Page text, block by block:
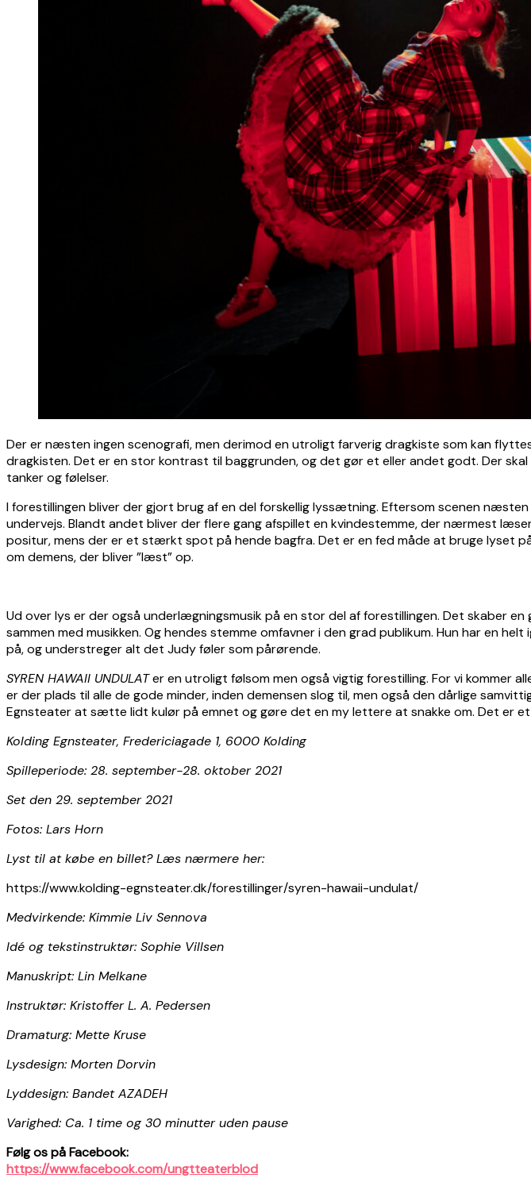
Der er næsten ingen scenografi, men derimod en utroligt farverig dragkiste som kan
dragkisten. Det er en stor kontrast til baggrunden, og det gør et eller andet godt. Der
tanker og følelser.
I forestillingen bliver der gjort brug af en del forskellig lyssætning. Eftersom scenen
undervejs. Blandt andet bliver der flere gang afspillet en kvindestemme, der nærmest
positur, mens der er et stærkt spot på hende bagfra. Det er en fed måde at bruge lyset
om demens, der bliver ”læst” op.
Ud over lys er der også underlægningsmusik på en stor del af forestillingen. Det skaber
sammen med musikken. Og hendes stemme omfavner i den grad publikum. Hun har en
på, og understreger alt det Judy føler som pårørende.
SYREN HAWAII UNDULATer en utroligt følsom men også vigtig forestilling. For vi kommer
er der plads til alle de gode minder, inden demensen slog til, men også den dårlige
Egnsteater at sætte lidt kulør på emnet og gøre det en my lettere at snakke om. Det er
Kolding Egnsteater, Fredericiagade 1, 6000 Kolding
Spilleperiode: 28. september-28. oktober 2021
Set den 29. september 2021
Fotos: Lars Horn
Lyst til at købe en billet? Læs nærmere her:
https://www.kolding-egnsteater.dk/forestillinger/syren-hawaii-undulat/
Medvirkende: Kimmie Liv Sennova
Idé og tekstinstruktør: Sophie Villsen
Manuskript: Lin Melkane
Instruktør: Kristoffer L. A. Pedersen
Dramaturg: Mette Kruse
Lysdesign: Morten Dorvin
Lyddesign: Bandet AZADEH
Varighed: Ca. 1 time og 30 minutter uden pause
Følg os på Facebook:
https://www.facebook.com/ungtteaterblod